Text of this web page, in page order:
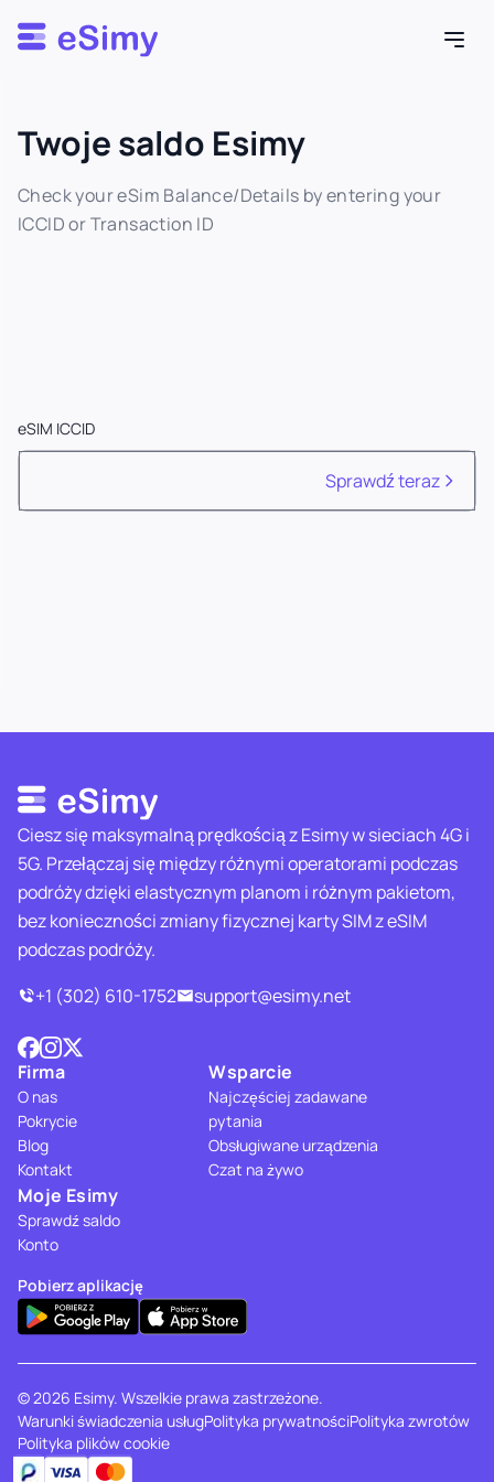
Esimy
Twoje saldo Esimy
Check your eSim Balance/Details by entering your
ICCID or Transaction ID
eSIM ICCID
Sprawdź teraz
Ciesz się maksymalną prędkością z Esimy w sieciach 4G i
5G. Przełączaj się między różnymi operatorami podczas
podróży dzięki elastycznym planom i różnym pakietom,
bez konieczności zmiany fizycznej karty SIM z eSIM
podczas podróży.
+1 (302) 610-1752
support@esimy.net
Firma
O nas
Pokrycie
Blog
Kontakt
Wsparcie
Najczęściej zadawane
pytania
Obsługiwane urządzenia
Czat na żywo
Moje Esimy
Sprawdź saldo
Konto
Pobierz aplikację
© 2026 Esimy. Wszelkie prawa zastrzeżone.
Warunki świadczenia usługPolityka prywatnościPolityka zwrotów
Polityka plików cookie